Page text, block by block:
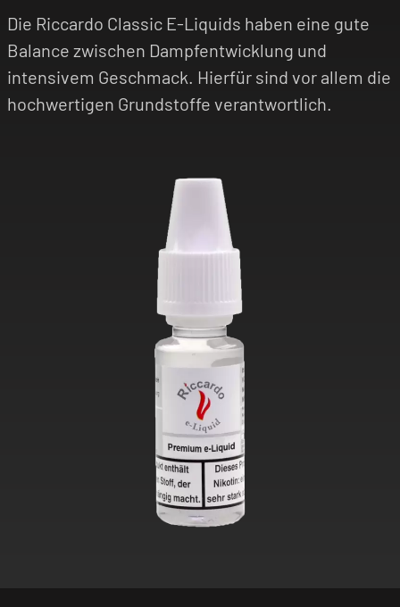
Die Riccardo Classic E-Liquids haben eine gute
Balance zwischen Dampfentwicklung und
intensivem Geschmack. Hierfür sind vor allem die
hochwertigen Grundstoffe verantwortlich.